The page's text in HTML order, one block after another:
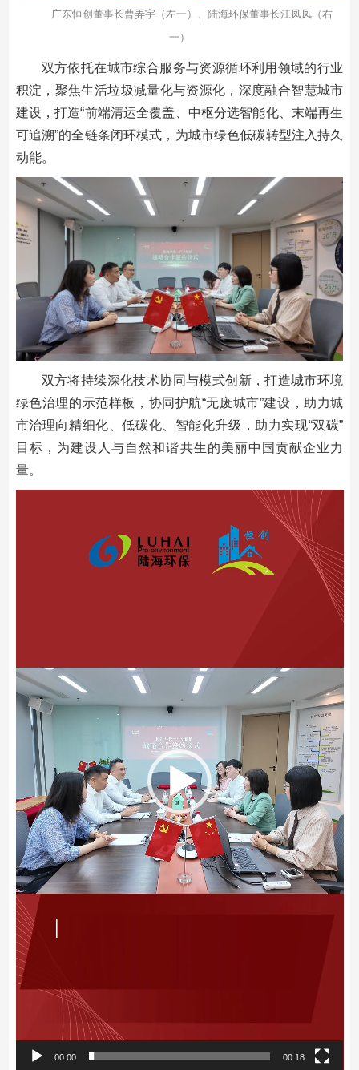
广东恒创董事长曹弄宇（左一）、陆海环保董事长江凤凤（右
一）
双方依托在城市综合服务与资源循环利用领域的行业
积淀，聚焦生活垃圾减量化与资源化，深度融合智慧城市
建设，打造“前端清运全覆盖、中枢分选智能化、末端再生
可追溯”的全链条闭环模式，为城市绿色低碳转型注入持久
动能。
双方将持续深化技术协同与模式创新，打造城市环境
绿色治理的示范样板，协同护航“无废城市”建设，助力城
市治理向精细化、低碳化、智能化升级，助力实现“双碳”
目标，为建设人与自然和谐共生的美丽中国贡献企业力
量。
00:00 00:18